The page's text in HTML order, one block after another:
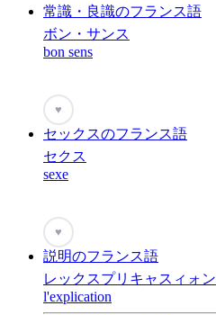
常識・良識のフランス語
ボン・サンス
bon sens
♥
セックスのフランス語
セクス
sexe
♥
説明のフランス語
レックスプリキャスィォン
l'explication